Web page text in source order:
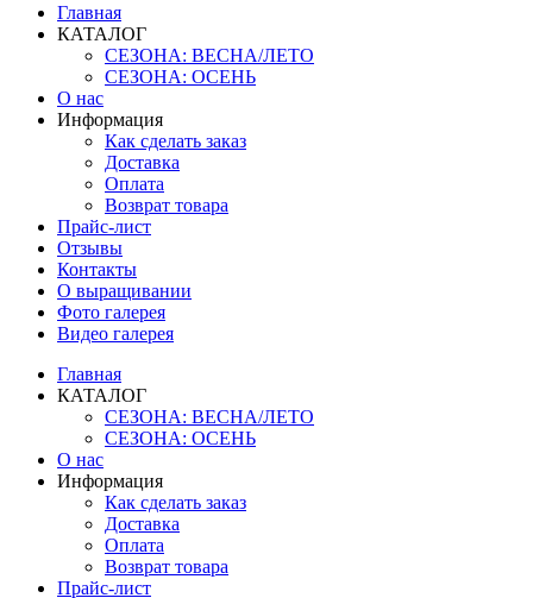
Главная
КАТАЛОГ
СЕЗОНА: ВЕСНА/ЛЕТО
СЕЗОНА: ОСЕНЬ
О нас
Информация
Как сделать заказ
Доставка
Оплата
Возврат товара
Прайс-лист
Отзывы
Контакты
О выращивании
Фото галерея
Видео галерея
Главная
КАТАЛОГ
СЕЗОНА: ВЕСНА/ЛЕТО
СЕЗОНА: ОСЕНЬ
О нас
Информация
Как сделать заказ
Доставка
Оплата
Возврат товара
Прайс-лист